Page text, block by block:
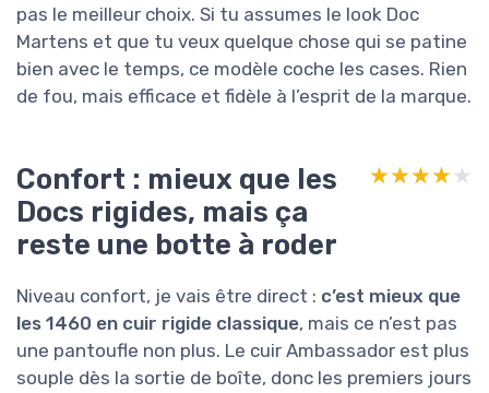
pas le meilleur choix. Si tu assumes le look Doc
Martens et que tu veux quelque chose qui se patine
bien avec le temps, ce modèle coche les cases. Rien
de fou, mais efficace et fidèle à l’esprit de la marque.
Confort : mieux que les
Docs rigides, mais ça
reste une botte à roder
★★★★★
★★★★★
Niveau confort, je vais être direct : c’est mieux que
les 1460 en cuir rigide classique, mais ce n’est pas
une pantoufle non plus. Le cuir Ambassador est plus
souple dès la sortie de boîte, donc les premiers jours